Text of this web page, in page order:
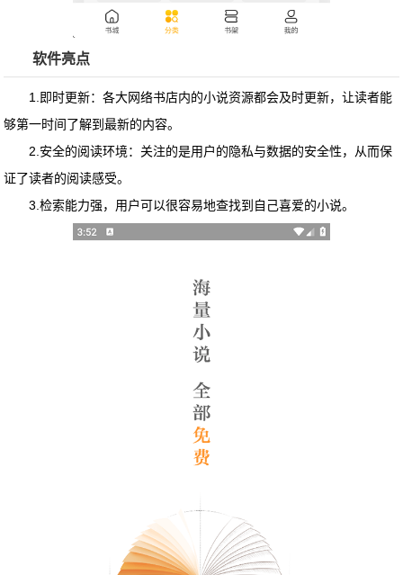
软件亮点
1.即时更新：各大网络书店内的小说资源都会及时更新，让读者能
够第一时间了解到最新的内容。
2.安全的阅读环境：关注的是用户的隐私与数据的安全性，从而保
证了读者的阅读感受。
3.检索能力强，用户可以很容易地查找到自己喜爱的小说。